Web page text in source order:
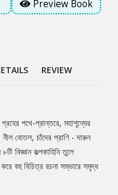
Preview Book
REVIEW
পথে-প্রান্তরে, মহাশূন্যের
বোতল, চাঁদের প্রাণি - দারুন
বিজ্ঞান কল্পকাহিনি তুলে
বহু বিচিত্র রচনা সম্ভারে সমৃদ্ধ